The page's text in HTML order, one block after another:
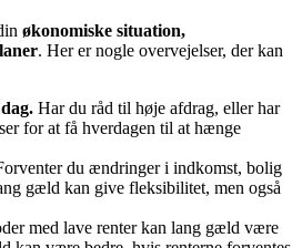
økonomiske situation,
. Her er nogle overvejelser, der kan
Har du råd til høje afdrag, eller har
for at få hverdagen til at hænge
du ændringer i indkomst, bolig
gæld kan give fleksibilitet, men også
med lave renter kan lang gæld være